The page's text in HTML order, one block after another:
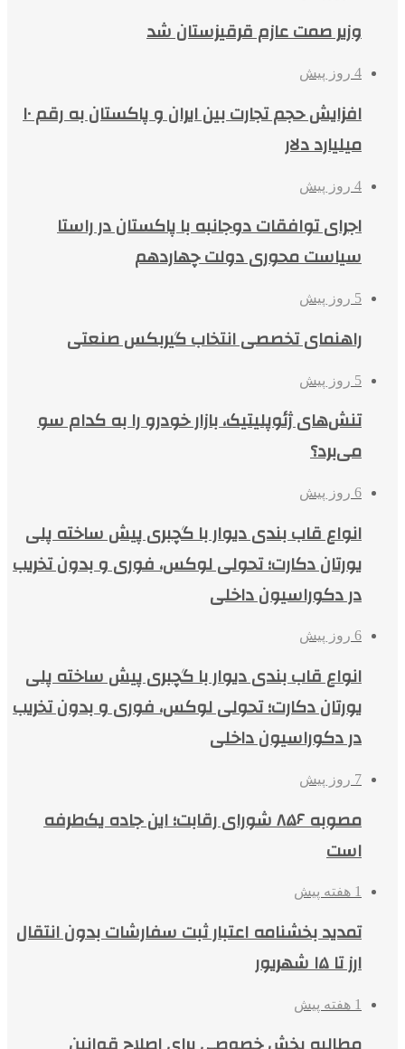
وزیر صمت عازم قرقیزستان شد
4 روز پیش
افزایش حجم تجارت بین ایران و پاکستان به رقم ۱۰
میلیارد دلار
4 روز پیش
اجرای توافقات دوجانبه با پاکستان در راستا
سیاست محوری دولت چهاردهم
5 روز پیش
راهنمای تخصصی انتخاب گیربکس صنعتی
5 روز پیش
تنش‌های ژئوپلیتیک، بازار خودرو را به کدام سو
می‌برد؟
6 روز پیش
انواع قاب بندی دیوار با گچبری پیش ساخته پلی
یورتان دکارت؛ تحولی لوکس، فوری و بدون تخریب
در دکوراسیون داخلی
6 روز پیش
انواع قاب بندی دیوار با گچبری پیش ساخته پلی
یورتان دکارت؛ تحولی لوکس، فوری و بدون تخریب
در دکوراسیون داخلی
7 روز پیش
مصوبه ۸۵۶ شورای رقابت؛ این جاده یک‌طرفه
است
1 هفته پیش
تمدید بخشنامه اعتبار ثبت سفارشات بدون انتقال
ارز تا ۱۵ شهریور
1 هفته پیش